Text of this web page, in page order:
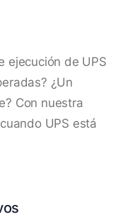
ejecución de UPS
¿Un
Con nuestra
UPS está